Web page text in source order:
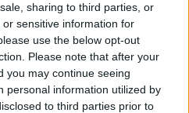
sharing to third parties, or
sensitive information for
use the below opt-out
Please note that after your
you may continue seeing
personal information utilized by
to third parties prior to
8 Oktober 2017
4 Oktober 2017